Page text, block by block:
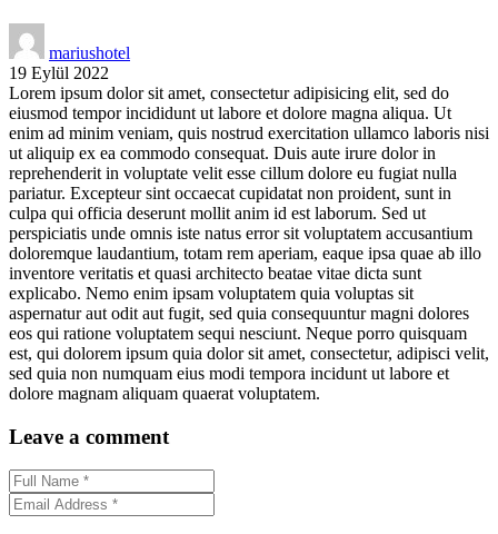
mariushotel
19 Eylül 2022
Lorem ipsum dolor sit amet, consectetur adipisicing elit, sed do
eiusmod tempor incididunt ut labore et dolore magna aliqua. Ut
enim ad minim veniam, quis nostrud exercitation ullamco laboris nisi
ut aliquip ex ea commodo consequat. Duis aute irure dolor in
reprehenderit in voluptate velit esse cillum dolore eu fugiat nulla
pariatur. Excepteur sint occaecat cupidatat non proident, sunt in
culpa qui officia deserunt mollit anim id est laborum. Sed ut
perspiciatis unde omnis iste natus error sit voluptatem accusantium
doloremque laudantium, totam rem aperiam, eaque ipsa quae ab illo
inventore veritatis et quasi architecto beatae vitae dicta sunt
explicabo. Nemo enim ipsam voluptatem quia voluptas sit
aspernatur aut odit aut fugit, sed quia consequuntur magni dolores
eos qui ratione voluptatem sequi nesciunt. Neque porro quisquam
est, qui dolorem ipsum quia dolor sit amet, consectetur, adipisci velit,
sed quia non numquam eius modi tempora incidunt ut labore et
dolore magnam aliquam quaerat voluptatem.
Leave a comment